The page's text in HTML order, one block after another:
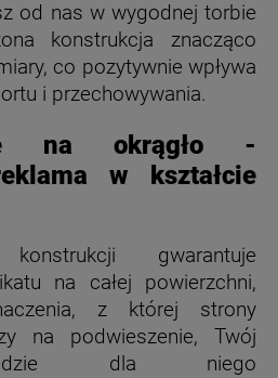
od nas w wygodnej torbie
konstrukcja znacząco
co pozytywnie wpływa
i przechowywania.
na okrągło -
w kształcie
gwarantuje
na całej powierzchni,
z której strony
na podwieszenie, Twój
dla niego